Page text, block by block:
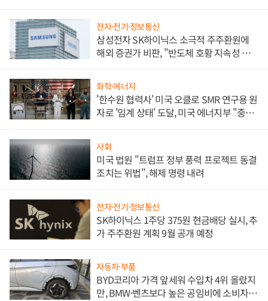
전자·전기·정보통신
삼성전자 SK하이닉스 소극적 주주환원에
해외 증권가 비판, "반도체 호황 지속성 의
화학·에너지
'한수원 협력사' 미국 오클로 SMR 연구용 원
자로 '임계 상태' 도달, 미국 에너지부 "중요
사회
미국 법원 "트럼프 정부 풍력 프로젝트 동결
조치는 위법", 해제 명령 내려
전자·전기·정보통신
SK하이닉스 1주당 375원 현금배당 실시, 추
가 주주환원 계획 9월 공개 예정
자동차·부품
BYD코리아 가격 앞세워 수입차 4위 올랐지
만, BMW·벤츠보다 높은 공임비에 소비자